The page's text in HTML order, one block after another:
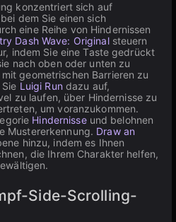
konzentriert sich auf
dem Sie einen sich
eine Reihe von Hindernissen
Dash Wave: Originalsteuern
indem Sie eine Taste gedrückt
nach oben oder unten zu
geometrischen Barrieren zu
Luigi Run dazu auf,
zu laufen, über Hindernisse zu
um voranzukommen.
Hindernisseund belohnen
Mustererkennung. Draw an
hinzu, indem es Ihnen
die Ihrem Charakter helfen,
Side-Scrolling-